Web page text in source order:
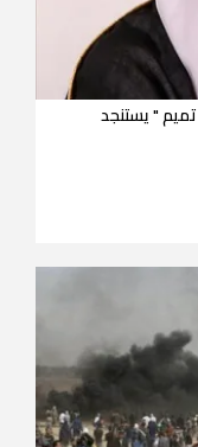
تميم " يستنجد